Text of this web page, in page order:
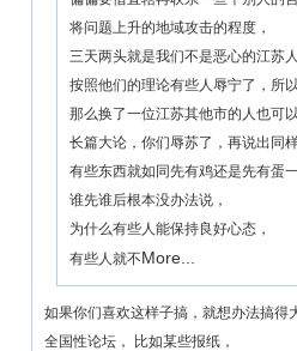
将问题上升的地域攻击的程度，
三天两头就是我们不是恶心的江苏
按照他们的理论有些人辱宁了，所
那么换了一位江苏其他市的人也可
长篇大论，你们辱苏了，再说出同样
有些东西就如同先有鸡还是先有蛋一
谁先谁后根本没办法说，
为什么有些人能保持良好心态，
有些人就不More...
如果你们喜欢这样子搞，就想办法搞得
全国性论坛， 比如某些报纸，